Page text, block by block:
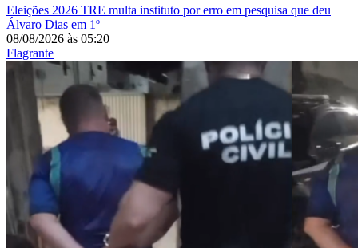
Eleições 2026 TRE multa instituto por erro em pesquisa que deu
Álvaro Dias em 1º
08/08/2026 às 05:20
Flagrante